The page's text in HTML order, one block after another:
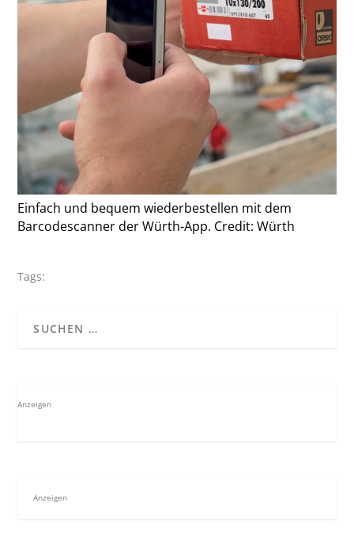
Einfach und bequem wiederbestellen mit dem
Barcodescanner der Würth-App. Credit: Würth
Tags:
Anzeigen
Anzeigen